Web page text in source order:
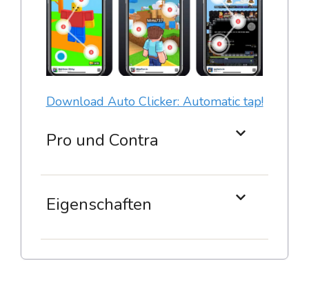
Download Auto Clicker: Automatic tap!
Pro und Contra
Eigenschaften